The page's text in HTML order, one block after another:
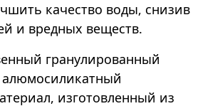
качество воды, снизив
и вредных веществ.
гранулированный
алюмосиликатный
изготовленный из